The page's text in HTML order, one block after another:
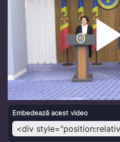
Embedează acest video